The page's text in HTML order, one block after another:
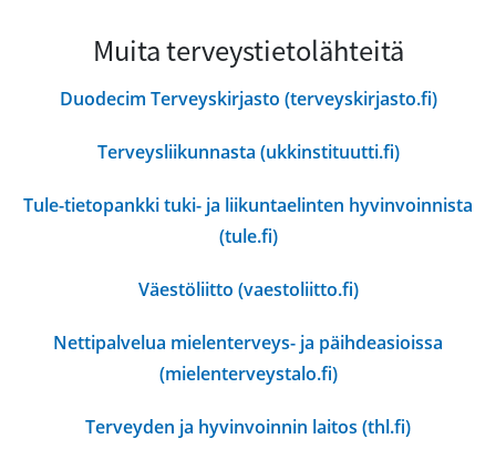
Muita terveystietolähteitä
Duodecim Terveyskirjasto (terveyskirjasto.fi)
Terveysliikunnasta (ukkinstituutti.fi)
Tule-tietopankki tuki- ja liikuntaelinten hyvinvoinnista
(tule.fi)
Väestöliitto (vaestoliitto.fi)
Nettipalvelua mielenterveys- ja päihdeasioissa
(mielenterveystalo.fi)
Terveyden ja hyvinvoinnin laitos (thl.fi)